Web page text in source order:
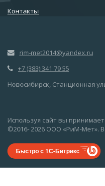
Контакты
rim-met2014@yandex.ru
+7 (383) 341 79 55
Новосибирск, Станционная
Используя сайт вы
©2016- 2026 ООО «РиМ-Мет».
Быстро с 1С-Битрикс